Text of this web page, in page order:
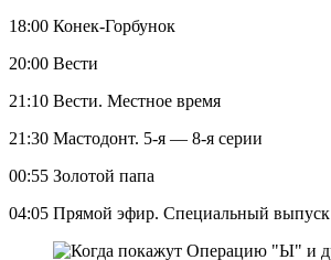
18:00 Конек-Горбунок
20:00 Вести
21:10 Вести. Местное время
21:30 Мастодонт. 5-я — 8-я серии
00:55 Золотой папа
04:05 Прямой эфир. Специальный выпуск